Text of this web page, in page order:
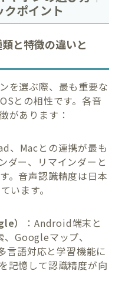
ポイント
と特徴の違いと
を選ぶ際、最も重要な
との相性です。各音
があります：
、Macとの連携が最も
ダー、リマインダーと
。音声認識精度は日本
います。
）
：Android端末と
Googleマップ、
言語対応と学習機能に
記憶して認識精度が向